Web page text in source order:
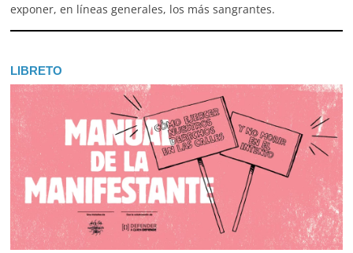
exponer, en líneas generales, los más sangrantes.
LIBRETO